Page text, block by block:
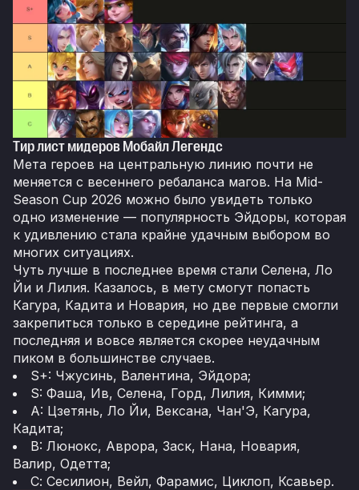
Тир лист мидеров Мобайл Легендс
Мета героев на центральную линию почти не
меняется с весеннего ребаланса магов. На Mid-
Season Cup 2026 можно было увидеть только
одно изменение — популярность Эйдоры, которая
к удивлению стала крайне удачным выбором во
многих ситуациях.
Чуть лучше в последнее время стали Селена, Ло
Йи и Лилия. Казалось, в мету смогут попасть
Кагура, Кадита и Новария, но две первые смогли
закрепиться только в середине рейтинга, а
последняя и вовсе является скорее неудачным
пиком в большинстве случаев.
S+: Чжусинь, Валентина, Эйдора;
S: Фаша, Ив, Селена, Горд, Лилия, Кимми;
A: Цзетянь, Ло Йи, Вексана, Чан'Э, Кагура,
Кадита;
B: Люнокс, Аврора, Заск, Нана, Новария,
Валир, Одетта;
С: Сесилион, Вейл, Фарамис, Циклоп, Ксавьер.